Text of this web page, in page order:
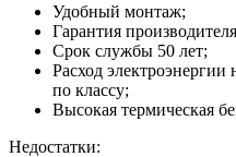
Удобный монтаж;
Гарантия
Срок службы 50 лет;
Расход
по классу;
Высокая термическая
Недостатки: